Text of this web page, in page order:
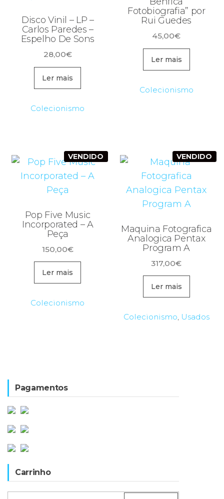
Disco Vinil – LP –
Carlos Paredes –
Espelho De Sons
28,00€
Ler mais
Colecionismo
Fotobiografia” por
Rui Guedes
45,00€
Ler mais
Colecionismo
VENDIDO
Pop Five Music
Incorporated ‎– A
Peça
150,00€
Ler mais
Colecionismo
VENDIDO
Maquina Fotografica
Analogica Pentax
Program A
317,00€
Ler mais
Colecionismo, Usados
Pagamentos
Carrinho